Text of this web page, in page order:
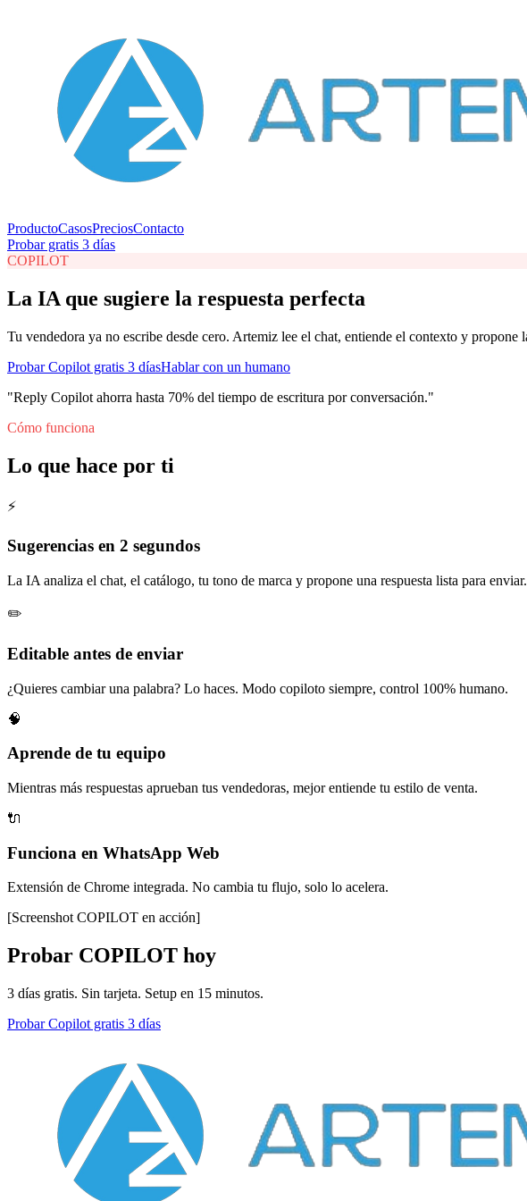
ProductoCasosPreciosContacto
Probar gratis 3 días
COPILOT
La IA que sugiere la respuesta perfecta
Tu vendedora ya no escribe desde cero. Artemiz lee el chat, entiende el contexto y propone
Probar Copilot gratis 3 díasHablar con un humano
"Reply Copilot ahorra hasta 70% del tiempo de escritura por conversación."
Cómo funciona
Lo que hace por ti
⚡
Sugerencias en 2 segundos
La IA analiza el chat, el catálogo, tu tono de marca y propone una respuesta lista para enviar.
✏️
Editable antes de enviar
¿Quieres cambiar una palabra? Lo haces. Modo copiloto siempre, control 100% humano.
🧠
Aprende de tu equipo
Mientras más respuestas aprueban tus vendedoras, mejor entiende tu estilo de venta.
🔌
Funciona en WhatsApp Web
Extensión de Chrome integrada. No cambia tu flujo, solo lo acelera.
[Screenshot COPILOT en acción]
Probar COPILOT hoy
3 días gratis. Sin tarjeta. Setup en 15 minutos.
Probar Copilot gratis 3 días